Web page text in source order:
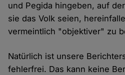
und Pegida hingeben, auf
sie das Volk seien,
vermeintlich "objektiver" zu
Natürlich ist unsere
fehlerfrei. Das kann keine